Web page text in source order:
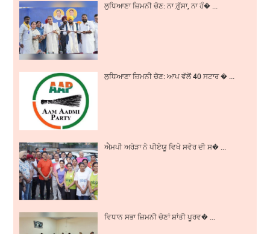
ਲੁਧਿਆਣਾ ਜ਼ਿਮਨੀ ਚੋਣ: ਨਾ ਗ਼ੁੱਸਾ, ਨਾ ਹੰ� ...
ਲੁਧਿਆਣਾ ਜ਼ਿਮਨੀ ਚੋਣ: ਆਪ ਵੱਲੋਂ 40 ਸਟਾਰ � ...
ਐਮਪੀ ਅਰੋੜਾ ਨੇ ਪੀਏਯੂ ਵਿਖੇ ਸਵੇਰ ਦੀ ਸ� ...
ਵਿਧਾਨ ਸਭਾ ਜ਼ਿਮਨੀ ਚੋਣਾਂ ਸ਼ਾਂਤੀ ਪੂਰਵ� ...